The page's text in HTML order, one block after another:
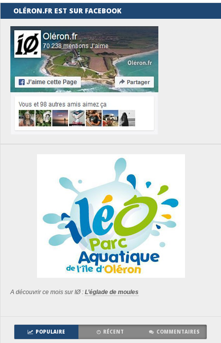
OLÉRON.FR EST SUR FACEBOOK
A découvrir ce mois sur IØ : L’églade de moules
POPULAIRE RÉCENT COMMENTAIRES